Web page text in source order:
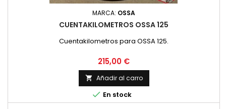
MARCA: OSSA
CUENTAKILOMETROS OSSA 125
Cuentakilometros para OSSA 125.
Precio
215,00 €
 Añadir al carro
 En stock